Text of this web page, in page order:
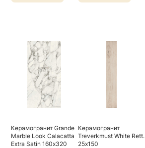
Керамогранит Grande
Marble Look Calacatta
Extra Satin 160х320
Керамогранит
Treverkmust White Rett.
25х150